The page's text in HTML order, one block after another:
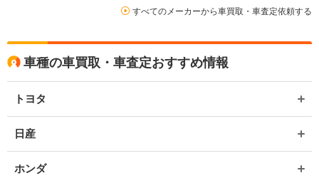
すべてのメーカーから車買取・車査定依頼する
車種の車買取・車査定おすすめ情報
トヨタ
日産
ホンダ